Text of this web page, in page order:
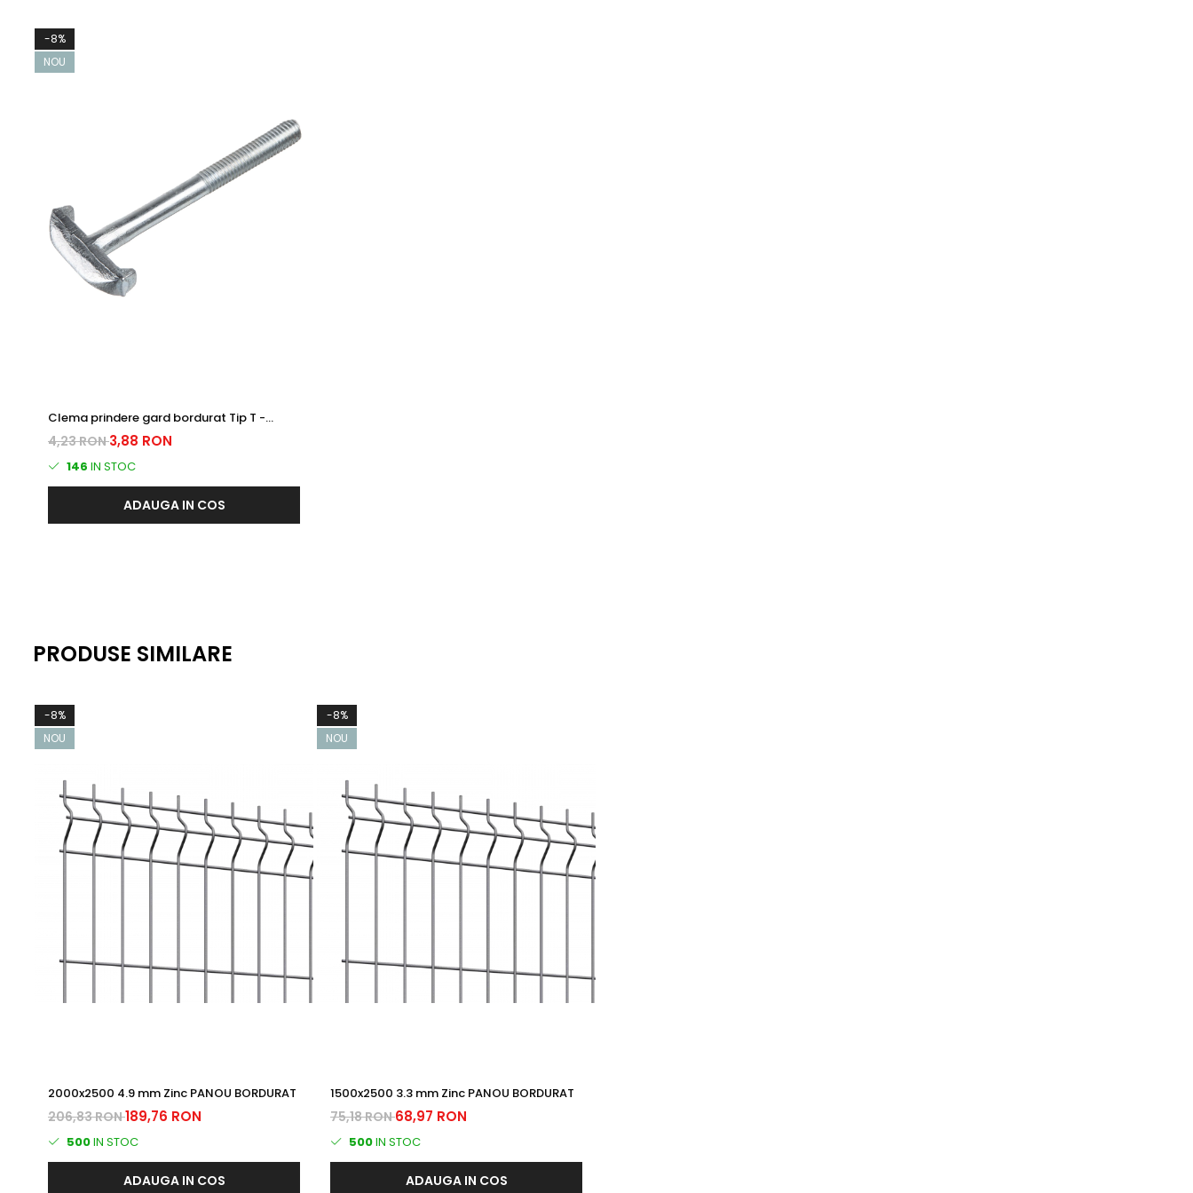
-8%
NOU
Clema prindere gard bordurat Tip T -
zincata, antifurt
4,23 RON3,88 RON
146 IN STOC
ADAUGA IN COS
PRODUSE SIMILARE
-8%
NOU
2000x2500 4.9 mm Zinc PANOU BORDURAT
206,83 RON189,76 RON
500IN STOC
ADAUGA IN COS
-8%
NOU
1500x2500 3.3 mm Zinc PANOU BORDURAT
75,18 RON68,97 RON
500IN STOC
ADAUGA IN COS